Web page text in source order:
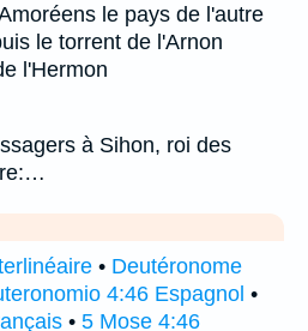
le pays de l'autre
le torrent de l'Arnon
l'Hermon
à Sihon, roi des
• Deutéronome
4:46 Espagnol •
• 5 Mose 4:46